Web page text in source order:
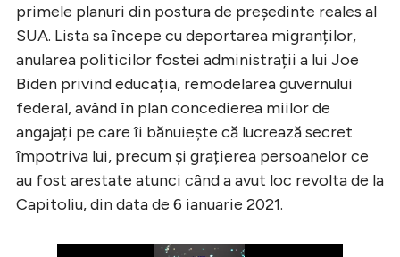
primele planuri din postura de președinte reales al
SUA. Lista sa începe cu deportarea migranților,
anularea politicilor fostei administrații a lui Joe
Biden privind educația, remodelarea guvernului
federal, având în plan concedierea miilor de
angajați pe care îi bănuiește că lucrează secret
împotriva lui, precum și grațierea persoanelor ce
au fost arestate atunci când a avut loc revolta de la
Capitoliu, din data de 6 ianuarie 2021.